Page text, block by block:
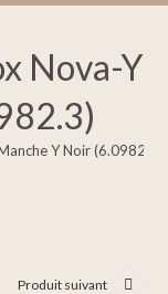
Nova-Y
Y Noir (6.0982.3)
Produit suivant